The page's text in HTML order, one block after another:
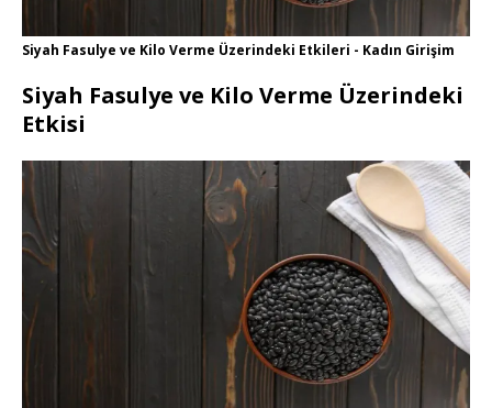
Siyah Fasulye ve Kilo Verme Üzerindeki Etkileri - Kadın Girişim
Siyah Fasulye ve Kilo Verme Üzerindeki
Etkisi